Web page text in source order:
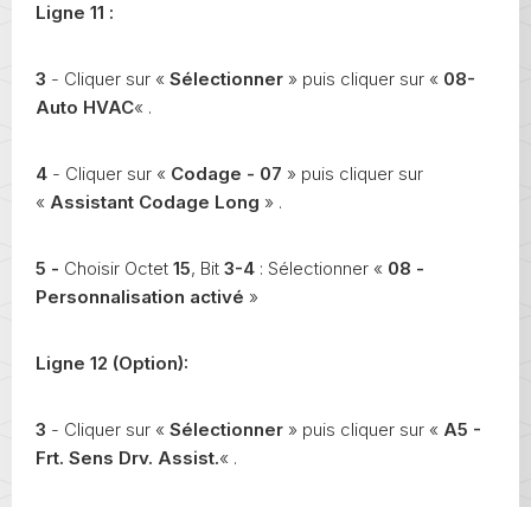
Ligne 11 :
3 - Cliquer sur « Sélectionner » puis cliquer sur « 08-
Auto HVAC« .
4 - Cliquer sur « Codage - 07 » puis cliquer sur
« Assistant Codage Long » .
5 - Choisir Octet 15, Bit 3-4 : Sélectionner « 08 -
Personnalisation activé »
Ligne 12 (Option):
3 - Cliquer sur « Sélectionner » puis cliquer sur « A5 -
Frt. Sens Drv. Assist.« .